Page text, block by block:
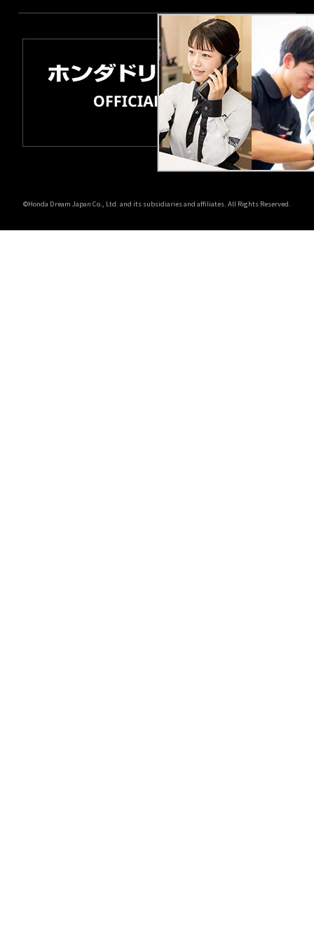
©Honda Dream Japan Co., Ltd. and its subsidiaries and affiliates. All Rights Reserved.